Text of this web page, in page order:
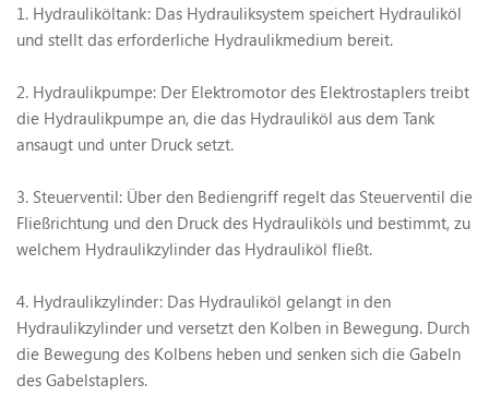
1. Hydrauliköltank: Das Hydrauliksystem speichert Hydrauliköl
und stellt das erforderliche Hydraulikmedium bereit.
2. Hydraulikpumpe: Der Elektromotor des Elektrostaplers treibt
die Hydraulikpumpe an, die das Hydrauliköl aus dem Tank
ansaugt und unter Druck setzt.
3. Steuerventil: Über den Bediengriff regelt das Steuerventil die
Fließrichtung und den Druck des Hydrauliköls und bestimmt, zu
welchem Hydraulikzylinder das Hydrauliköl fließt.
4. Hydraulikzylinder: Das Hydrauliköl gelangt in den
Hydraulikzylinder und versetzt den Kolben in Bewegung. Durch
die Bewegung des Kolbens heben und senken sich die Gabeln
des Gabelstaplers.